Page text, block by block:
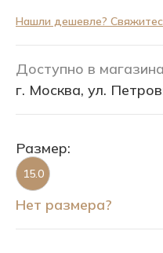
Нашли дешевле?
Доступно в
г. Москва, ул.
Размер:
15.0
Нет размера?